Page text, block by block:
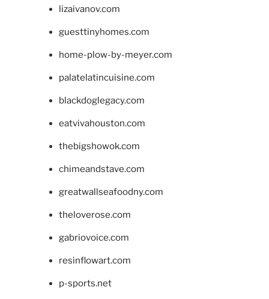
lizaivanov.com
guesttinyhomes.com
home-plow-by-meyer.com
palatelatincuisine.com
blackdoglegacy.com
eatvivahouston.com
thebigshowok.com
chimeandstave.com
greatwallseafoodny.com
theloverose.com
gabriovoice.com
resinflowart.com
p-sports.net